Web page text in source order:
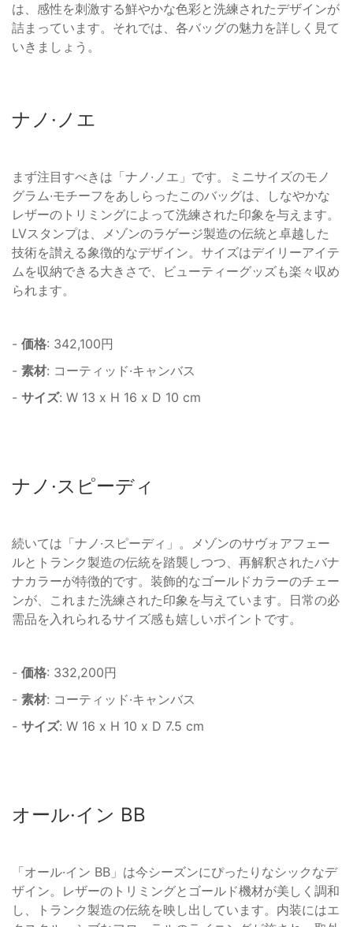
は、感性を刺激する鮮やかな色彩と洗練されたデザインが
詰まっています。それでは、各バッグの魅力を詳しく見て
いきましょう。
ナノ·ノエ
まず注目すべきは「ナノ·ノエ」です。ミニサイズのモノ
グラム·モチーフをあしらったこのバッグは、しなやかな
レザーのトリミングによって洗練された印象を与えます。
LVスタンプは、メゾンのラゲージ製造の伝統と卓越した
技術を讃える象徴的なデザイン。サイズはデイリーアイテ
ムを収納できる大きさで、ビューティーグッズも楽々収め
られます。
- 価格: 342,100円
- 素材: コーティッド·キャンバス
- サイズ: W 13 x H 16 x D 10 cm
ナノ·スピーディ
続いては「ナノ·スピーディ」。メゾンのサヴォアフェー
ルとトランク製造の伝統を踏襲しつつ、再解釈されたバナ
ナカラーが特徴的です。装飾的なゴールドカラーのチェー
ンが、これまた洗練された印象を与えています。日常の必
需品を入れられるサイズ感も嬉しいポイントです。
- 価格: 332,200円
- 素材: コーティッド·キャンバス
- サイズ: W 16 x H 10 x D 7.5 cm
オール·イン BB
「オール·イン BB」は今シーズンにぴったりなシックなデ
ザイン。レザーのトリミングとゴールド機材が美しく調和
し、トランク製造の伝統を映し出しています。内装にはエ